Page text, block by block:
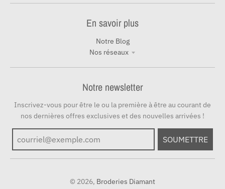
En savoir plus
Notre Blog
Nos réseaux
Notre newsletter
Inscrivez-vous pour être le ou la première à être au courant de
nos dernières offres exclusives et des nouvelles arrivées !
SOUMETTRE
© 2026, Broderies Diamant